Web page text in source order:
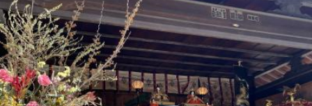
・
御
茶
ノ
水
・
水